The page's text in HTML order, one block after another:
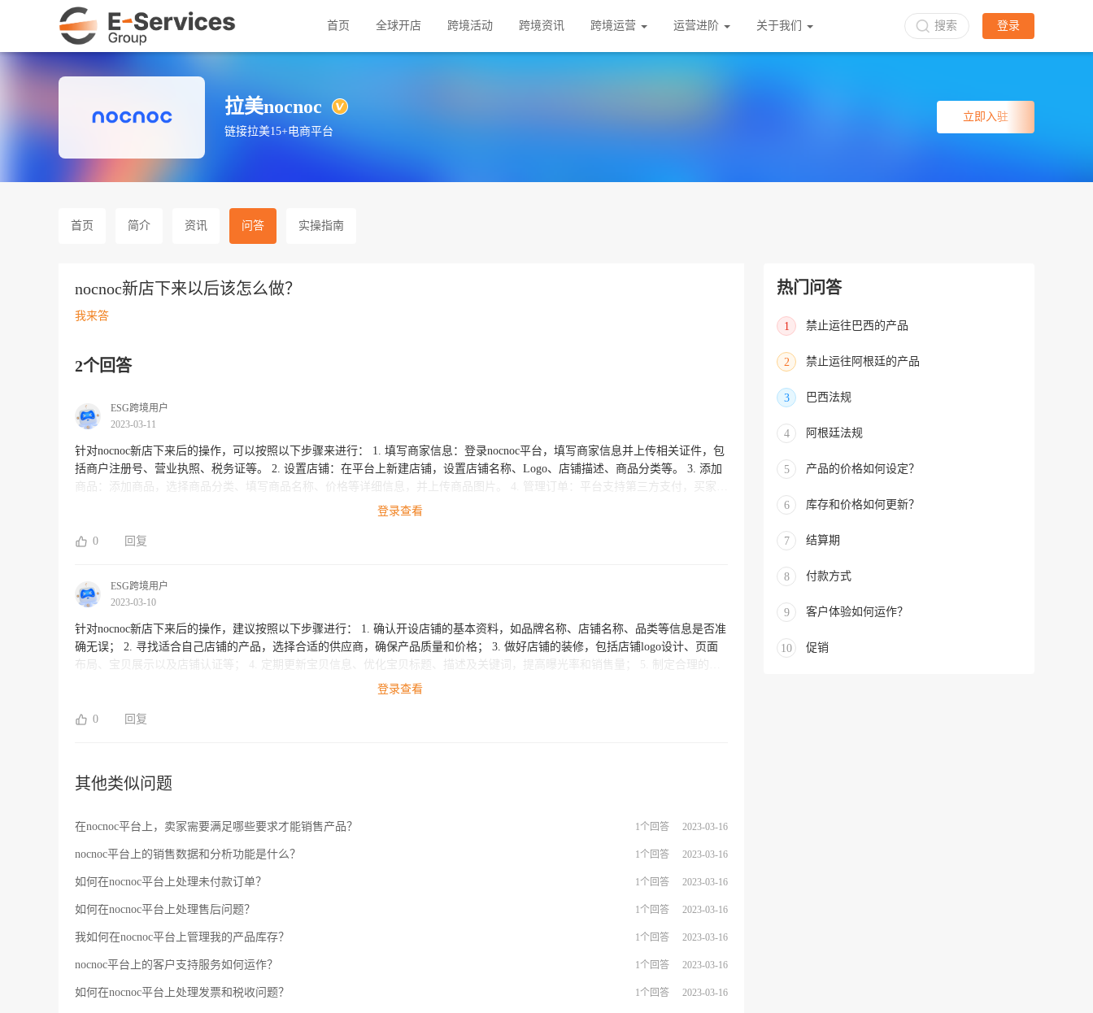
首页 全球开店 跨境活动 跨境资讯 跨境运营 运营进阶 关于我们 搜索 登录
拉美nocnoc
链接拉美15+电商平台
立即入驻
首页 简介 资讯 问答 实操指南
nocnoc新店下来以后该怎么做？
我来答
2个回答
ESG跨境用户
2023-03-11
针对nocnoc新店下来后的操作，可以按照以下步骤来进行： 1. 填写商家信息：登录nocnoc平台，填写商家信息并上传相关证件，包
括商户注册号、营业执照、税务证等。 2. 设置店铺：在平台上新建店铺，设置店铺名称、Logo、店铺描述、商品分类等。 3. 添加
商品：添加商品，选择商品分类、填写商品名称、价格等详细信息，并上传商品图片。 4. 管理订单：平台支持第三方支付，买家购
买商品后，商家可以在平台上管理订单，包括确认订单、发货、物流跟踪等。 5. 客服及评价管理：在平台上设置客服人员，回答买
您有所帮助。如果您有其他问题，可以随时咨询ESG跨境电商AI小助手。
登录查看
0 回复
ESG跨境用户
2023-03-10
针对nocnoc新店下来后的操作，建议按照以下步骤进行： 1. 确认开设店铺的基本资料，如品牌名称、店铺名称、品类等信息是否准
确无误； 2. 寻找适合自己店铺的产品，选择合适的供应商，确保产品质量和价格； 3. 做好店铺的装修，包括店铺logo设计、页面
布局、宝贝展示以及店铺认证等； 4. 定期更新宝贝信息、优化宝贝标题、描述及关键词，提高曝光率和销售量； 5. 制定合理的运
营策略，包括优惠活动、促销策略、客户服务等方面，吸引和留住更多的客户； 6. 关注店铺的经营情况，及时做好调整和改善，保
登录查看
0 回复
其他类似问题
在nocnoc平台上，卖家需要满足哪些要求才能销售产品？ 1个回答 2023-03-16
nocnoc平台上的销售数据和分析功能是什么？ 1个回答 2023-03-16
如何在nocnoc平台上处理未付款订单？ 1个回答 2023-03-16
如何在nocnoc平台上处理售后问题？ 1个回答 2023-03-16
我如何在nocnoc平台上管理我的产品库存？ 1个回答 2023-03-16
nocnoc平台上的客户支持服务如何运作？ 1个回答 2023-03-16
如何在nocnoc平台上处理发票和税收问题？ 1个回答 2023-03-16
热门问答
1 禁止运往巴西的产品
2 禁止运往阿根廷的产品
3 巴西法规
4 阿根廷法规
5 产品的价格如何设定？
6 库存和价格如何更新？
7 结算期
8 付款方式
9 客户体验如何运作？
10 促销